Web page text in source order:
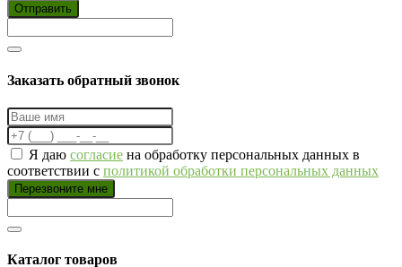
Отправить
Заказать обратный звонок
Я даю согласие на обработку персональных данных в
соответствии с политикой обработки персональных данных
Перезвоните мне
Каталог товаров